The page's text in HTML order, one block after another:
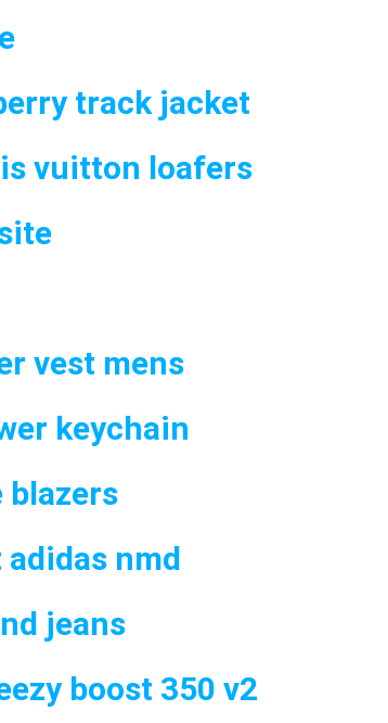
track jacket
vuitton loafers
vest mens
keychain
blazers
nmd
jeans
boost 350 v2